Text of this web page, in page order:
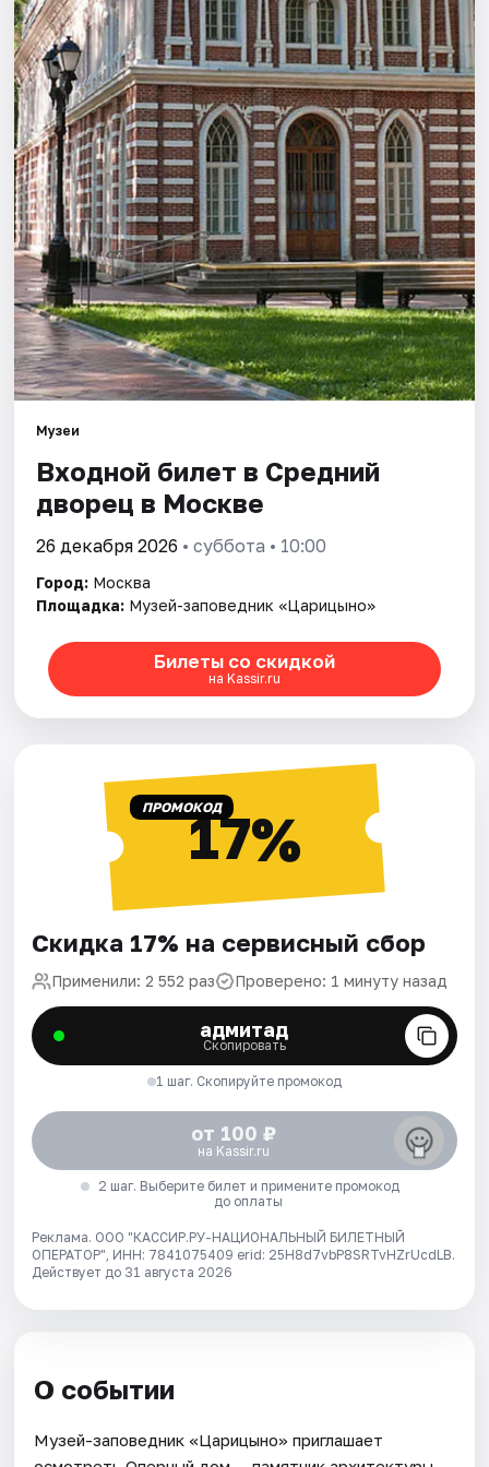
Города
Площадки
Артисты
Рейтинги
Музеи
Входной билет в Средний
дворец в Москве
26 декабря 2026 • суббота • 10:00
Город: Москва
Площадка: Музей-заповедник «Царицыно»
Билеты со скидкой
на Kassir.ru
ПРОМОКОД17%
Скидка 17% на сервисный сбор
Применили: 2 552 раз Проверено: 1 минуту назад
адмитад
Скопировать
1 шаг. Скопируйте промокод
от 100 ₽
на Kassir.ru
2 шаг. Выберите билет и примените промокод
до оплаты
Реклама. ООО "КАССИР.РУ-НАЦИОНАЛЬНЫЙ БИЛЕТНЫЙ
ОПЕРАТОР", ИНН: 7841075409 erid: 25H8d7vbP8SRTvHZrUcdLB.
Действует до 31 августа 2026
О событии
Музей-заповедник «Царицыно» приглашает